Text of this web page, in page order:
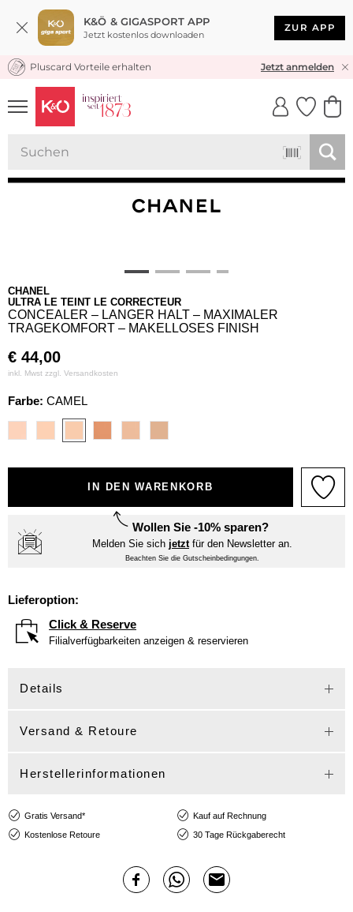
K&Ö & GIGASPORT APP
Jetzt kostenlos downloaden
ZUR APP
KOSTENLOSER VERSAND* & RÜCKVERSAND
Pluscard Vorteile erhalten Jetzt anmelden
UNSERE APP
CLICK &
CHANEL
ULTRA LE TEINT LE CORRECTEUR
CONCEALER – LANGER HALT – MAXIMALER
TRAGEKOMFORT – MAKELLOSES FINISH
€ 44,00
inkl. Mwst zzgl. Versandkosten
Farbe: CAMEL
IN DEN WARENKORB
Wollen Sie -10% sparen?
Melden Sie sich jetztfür den Newsletter an.
Beachten Sie die Gutscheinbedingungen.
Lieferoption:
Click & Reserve
Filialverfügbarkeiten anzeigen & reservieren
Details
Versand & Retoure
Herstellerinformationen
Gratis Versand*
Kauf auf Rechnung
Kostenlose Retoure
30 Tage Rückgaberecht